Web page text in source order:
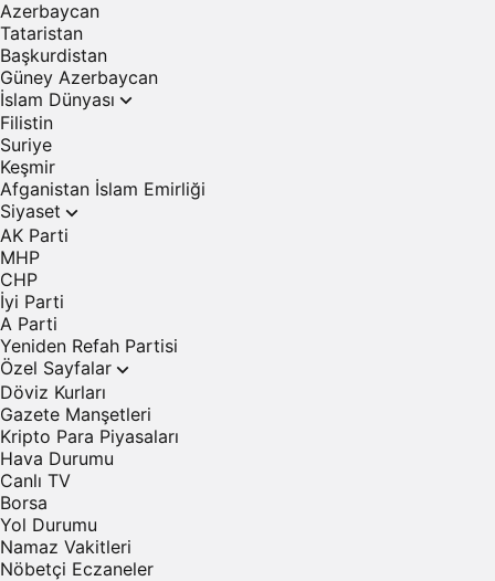
Azerbaycan
Tataristan
Başkurdistan
Güney Azerbaycan
İslam Dünyası
Filistin
Suriye
Keşmir
Afganistan İslam Emirliği
Siyaset
AK Parti
MHP
CHP
İyi Parti
A Parti
Yeniden Refah Partisi
Özel Sayfalar
Döviz Kurları
Gazete Manşetleri
Kripto Para Piyasaları
Hava Durumu
Canlı TV
Borsa
Yol Durumu
Namaz Vakitleri
Nöbetçi Eczaneler